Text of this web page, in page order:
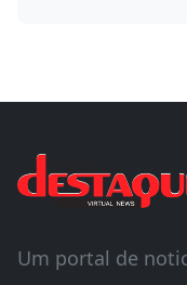
Um portal de